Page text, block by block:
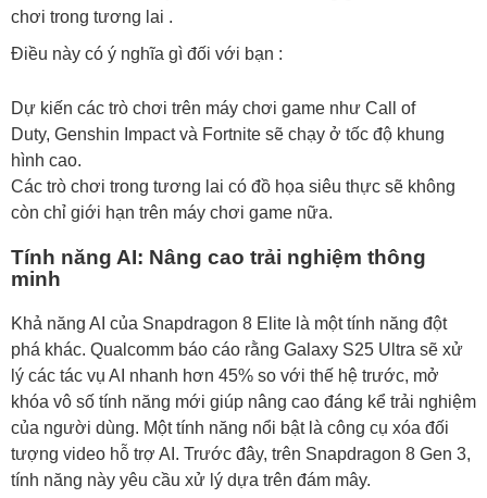
chơi trong tương lai .
Điều này có ý nghĩa gì đối với bạn :
Dự kiến ​​các trò chơi trên máy chơi game như Call of
Duty, Genshin Impact và Fortnite sẽ chạy ở tốc độ khung
hình cao.
Các trò chơi trong tương lai có đồ họa siêu thực sẽ không
còn chỉ giới hạn trên máy chơi game nữa.
Tính năng AI: Nâng cao trải nghiệm thông
minh
Khả năng AI của Snapdragon 8 Elite là một tính năng đột
phá khác. Qualcomm báo cáo rằng Galaxy S25 Ultra sẽ xử
lý các tác vụ AI nhanh hơn 45% so với thế hệ trước, mở
khóa vô số tính năng mới giúp nâng cao đáng kể trải nghiệm
của người dùng. Một tính năng nổi bật là công cụ xóa đối
tượng video hỗ trợ AI. Trước đây, trên Snapdragon 8 Gen 3,
tính năng này yêu cầu xử lý dựa trên đám mây.